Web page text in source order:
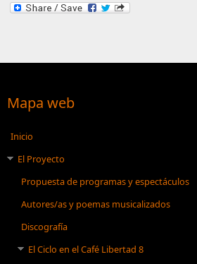
Mapa web
Inicio
El Proyecto
Propuesta de programas y espectáculos
Autores/as y poemas musicalizados
Discografía
El Ciclo en el Café Libertad 8